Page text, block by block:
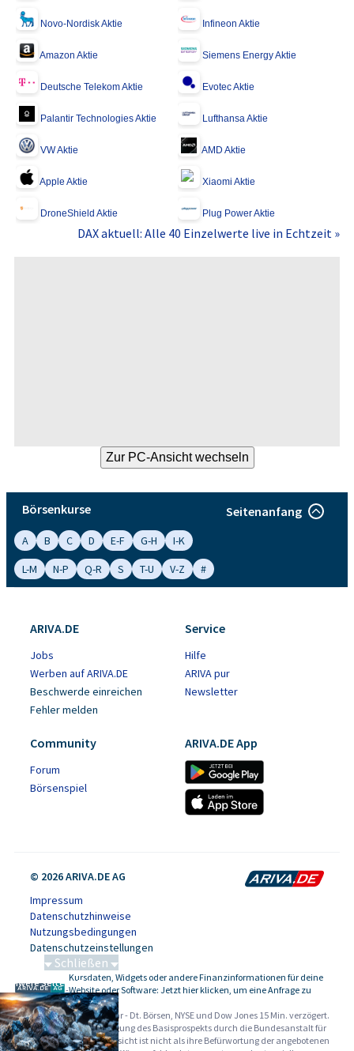
Novo-Nordisk Aktie Infineon Aktie
Amazon Aktie Siemens Energy Aktie
Deutsche Telekom Aktie Evotec Aktie
Palantir Technologies Aktie Lufthansa Aktie
VW Aktie AMD Aktie
Apple Aktie Xiaomi Aktie
DroneShield Aktie Plug Power Aktie
DAX aktuell: Alle 40 Einzelwerte live in Echtzeit »
Börsenkurse Seitenanfang
A B C D E-F G-H
I-K
L-M
N-P Q-R S T-U V-Z #
ARIVA.DE
Jobs
Werben auf ARIVA.DE
Beschwerde einreichen
Fehler melden
Service
Hilfe
ARIVA pur
Newsletter
Community
Forum
Börsenspiel
ARIVA.DE App
© 2026 ARIVA.DE AG
Impressum
Datenschutzhinweise
Nutzungsbedingungen
Datenschutzeinstellungen
-
Kursdaten, Widgets oder andere Finanzinformationen für deine
Website oder Software: Jetzt hier klicken, um eine Anfrage zu
stellen.
Alle Angaben ohne Gewähr - Dt. Börsen, NYSE und Dow Jones 15 Min. verzögert.
Werbehinweise:Die Billigung des Basisprospekts durch die Bundesanstalt für
Finanzdienstleistungsaufsicht ist nicht als ihre Befürwortung der angebotenen
Schließen
Schwere Seltene Erden